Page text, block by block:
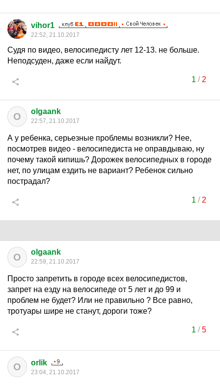
vihor1
22:52, 21.10.2017
Судя по видео, велосипедисту лет 12-13. не больше.
Неподсуден, даже если найдут.
1 / 2
O olgaank
22:57, 21.10.2017
А у ребенка, серьезные проблемы возникли? Нее,
посмотрев видео - велосипедиста не оправдываю, ну
почему такой кипишь? Дорожек велосипедных в городе
нет, по улицам ездить не вариант? Ребенок сильно
пострадал?
1 / 2
O olgaank
22:59, 21.10.2017
Просто запретить в городе всех велосипедистов,
запрет на езду на велосипеде от 5 лет и до 99 и
проблем не будет? Или не правильно ? Все равно,
тротуары шире не станут, дороги тоже?
1 /5
O orlik
23:04, 21.10.2017